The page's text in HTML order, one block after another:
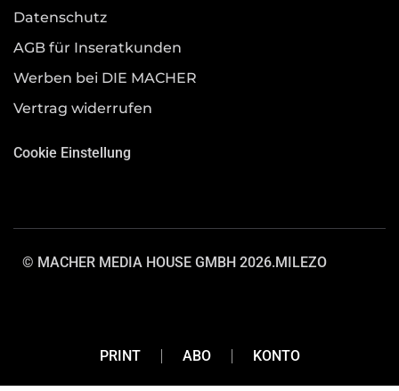
Datenschutz
AGB für Inseratkunden
Werben bei DIE MACHER
Vertrag widerrufen
Cookie Einstellung
© MACHER MEDIA HOUSE GMBH 2026.MILEZO
PRINT ABO KONTO